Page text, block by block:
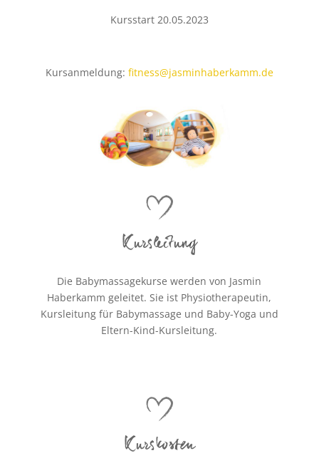
Kursstart 20.05.2023
Kursanmeldung: fitness@jasminhaberkamm.de
Kursleitung
Die Babymassagekurse werden von Jasmin
Haberkammgeleitet. Sie ist Physiotherapeutin,
Kursleitung für Babymassage und Baby-Yoga und
Eltern-Kind-Kursleitung.
Kurskosten